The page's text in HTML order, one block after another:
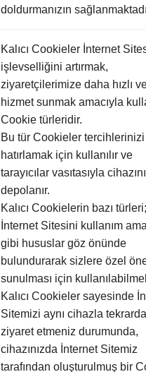
doldurmanızın
Kalıcı Cookieler İnternet
işlevselliğini artırmak,
ziyaretçilerimize daha hızlı
hizmet sunmak amacıyla
Cookie türleridir.
Bu tür Cookieler tercihlerinizi
hatırlamak için kullanılır ve
tarayıcılar vasıtasıyla
depolanır.
Kalıcı Cookielerin bazı türleri;
İnternet Sitesini kullanım
gibi hususlar göz önünde
bulundurarak sizlere özel
sunulması için
Kalıcı Cookieler sayesinde
Sitemizi aynı cihazla
ziyaret etmeniz durumunda,
cihazınızda İnternet Sitemiz
tarafından oluşturulmuş bir